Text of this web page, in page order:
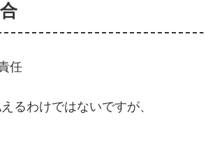
任
るわけではないですが、